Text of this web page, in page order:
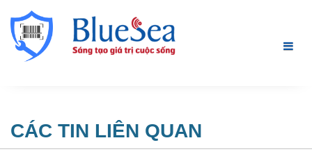
CÁC TIN LIÊN QUAN